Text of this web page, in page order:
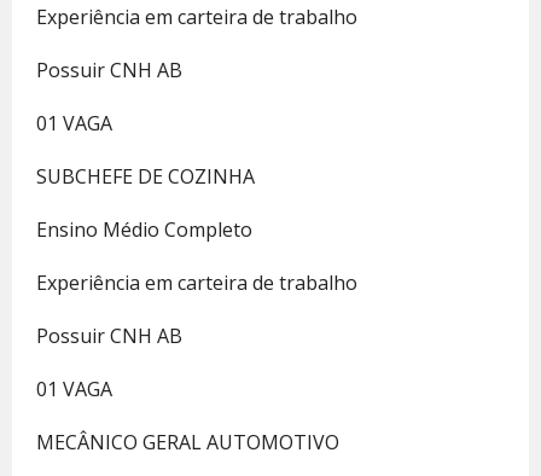
Experiência em carteira de trabalho
Possuir CNH AB
01 VAGA
SUBCHEFE DE COZINHA
Ensino Médio Completo
Experiência em carteira de trabalho
Possuir CNH AB
01 VAGA
MECÂNICO GERAL AUTOMOTIVO